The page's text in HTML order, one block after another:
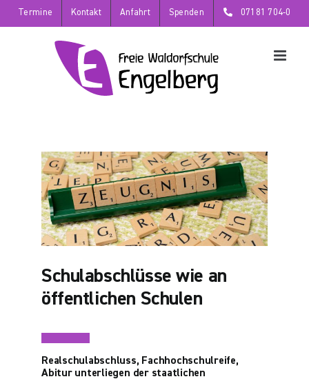
Zum
Inhalt
Termine Kontakt Anfahrt Spenden 07181 704-0
Schulabschlüsse wie an
öffentlichen Schulen
Realschulabschluss, Fachhochschulreife,
Abitur unterliegen der staatlichen